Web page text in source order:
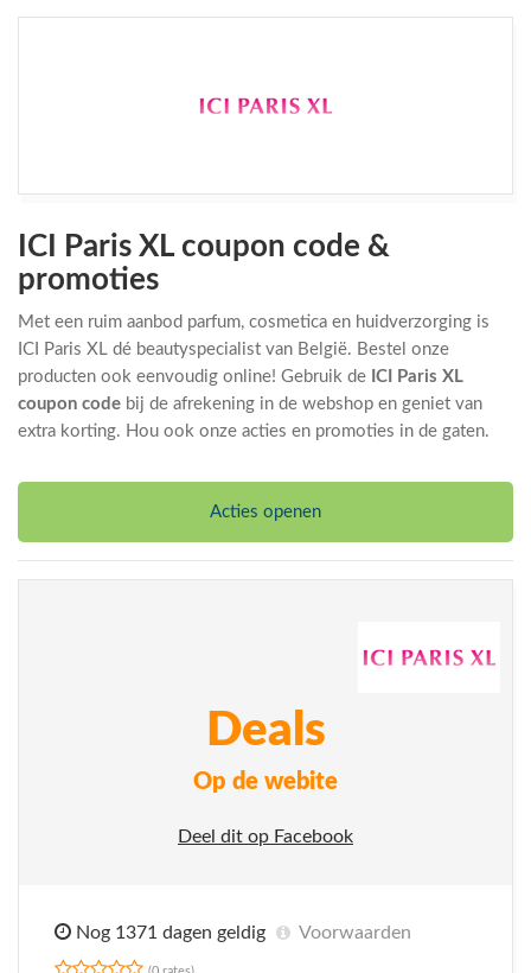
ICI Paris XL coupon code &
promoties
Met een ruim aanbod parfum, cosmetica en huidverzorging is
ICI Paris XL dé beautyspecialist van België. Bestel onze
producten ook eenvoudig online! Gebruik de ICI Paris XL
coupon code bij de afrekening in de webshop en geniet van
extra korting. Hou ook onze acties en promoties in de gaten.
Acties openen
Deals
Op de webite
Deel dit op Facebook
Nog 1371 dagen geldig Voorwaarden